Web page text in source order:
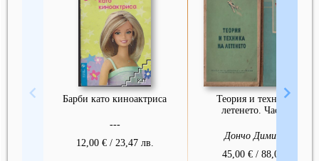
Барби като киноактриса
---
12,00 € / 23,47 лв.
Теория и техника на
летенето. Част 1-2
Дончо Димитров
45,00 € / 88,01 лв.